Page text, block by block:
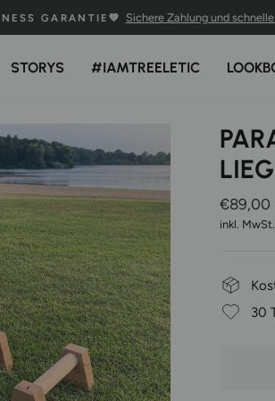
Pause
Sichere Zahlung und schnelle Lieferung
STORYS #IAMTREELETIC
Normaler
Preis
€89,00
inkl. MwSt.
30